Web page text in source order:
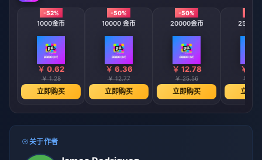
-52%
1000金币
￥ 0.62
￥ 1.28
立即购买
-50%
10000 金币
￥ 6.36
￥ 12.77
立即购买
-50%
20000金币
￥ 12.78
￥ 25.56
立即购买
25500
￥
￥
立即
关于作者